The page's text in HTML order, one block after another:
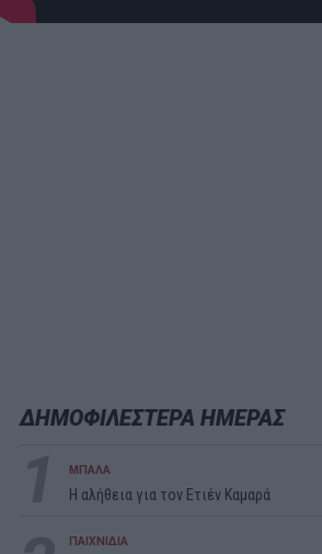
ΔΗΜΟΦΙΛΕΣΤΕΡΑ ΗΜΕΡΑΣ
ΜΠΑΛΑ
Η αλήθεια για τον Ετιέν Καμαρά
ΠΑΙΧΝΙΔΙΑ